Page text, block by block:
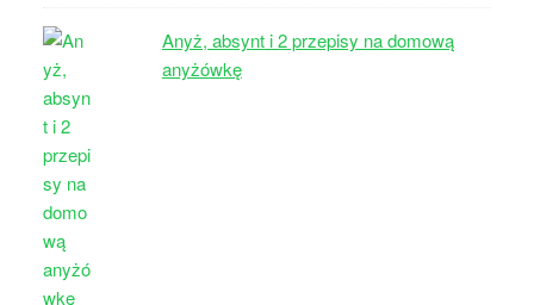
Anyż, absynt i 2 przepisy na domową
anyżówkę